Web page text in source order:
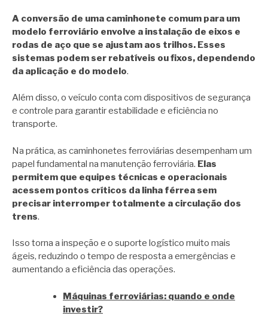
A conversão de uma caminhonete comum para um
modelo ferroviário envolve a instalação de eixos e
rodas de aço que se ajustam aos trilhos. Esses
sistemas podem ser rebatíveis ou fixos, dependendo
da aplicação e do modelo.
Além disso, o veículo conta com dispositivos de segurança
e controle para garantir estabilidade e eficiência no
transporte.
Na prática, as caminhonetes ferroviárias desempenham um
papel fundamental na manutenção ferroviária. Elas
permitem que equipes técnicas e operacionais
acessem pontos críticos da linha férrea sem
precisar interromper totalmente a circulação dos
trens.
Isso torna a inspeção e o suporte logístico muito mais
ágeis, reduzindo o tempo de resposta a emergências e
aumentando a eficiência das operações.
Máquinas ferroviárias: quando e onde
investir?